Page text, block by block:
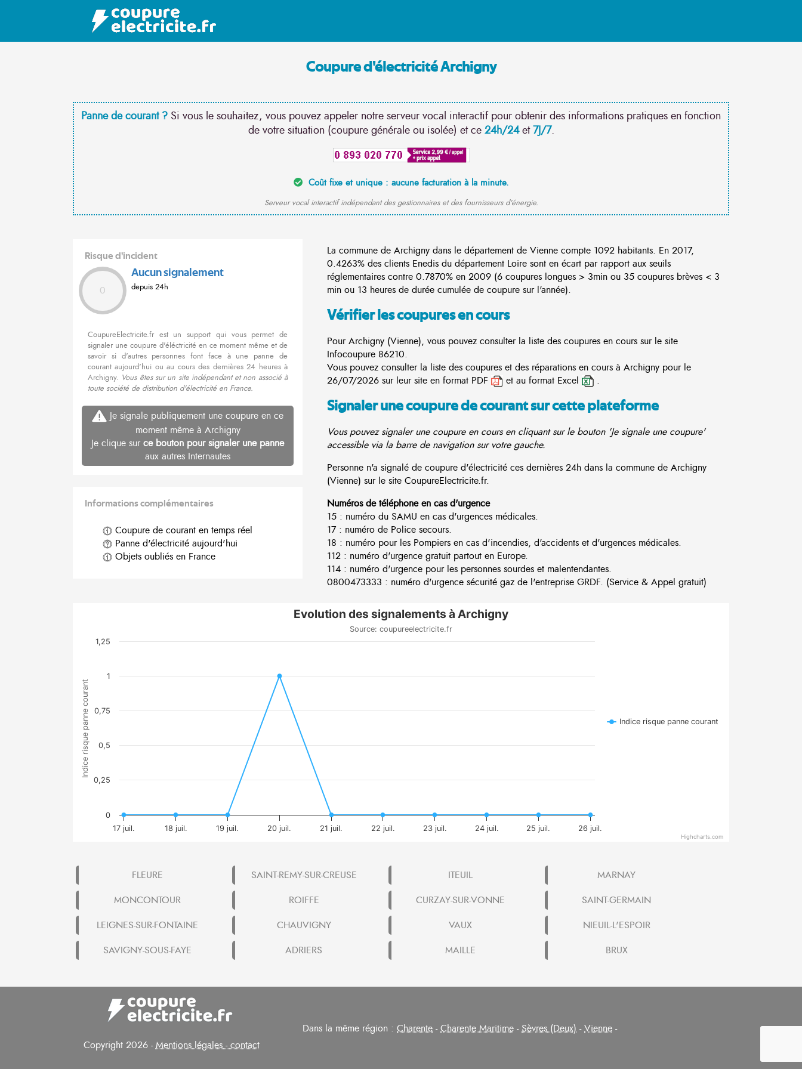
Coupure d'électricité Archigny
Panne de courant ? Si vous le souhaitez, vous pouvez appeler notre serveur vocal interactif pour obtenir des informations pratiques en fonction
de votre situation (coupure générale ou isolée) et ce 24h/24et7J/7.
Coût fixe et unique : aucune facturation à la minute.
Serveur vocal interactif indépendant des gestionnaires et des fournisseurs d'énergie.
Risque d'incident
0
Aucun signalement
depuis 24h
CoupureElectricite.fr est un support qui vous permet de
signaler une coupure d'éléctricité en ce moment même et de
savoir si d'autres personnes font face à une panne de
courant aujourd'hui ou au cours des dernières 24 heures à
Archigny. Vous êtes sur un site indépendant et non associé à
toute société de distribution d'électricité en France.
Je signale publiquement une coupure en ce
moment même à Archigny
Je clique sur ce bouton pour signaler une panne
aux autres Internautes
Informations complémentaires
Coupure de courant en temps réel
Panne d'électricité aujourd'hui
Objets oubliés en France
La commune de Archigny dans le département de Vienne compte 1092 habitants. En 2017,
0.4263% des clients Enedis du département Loire sont en écart par rapport aux seuils
réglementaires contre 0.7870% en 2009 (6 coupures longues > 3min ou 35 coupures brèves < 3
min ou 13 heures de durée cumulée de coupure sur l'année).
Vérifier les coupures en cours
Pour Archigny (Vienne), vous pouvez consulter la liste des coupures en cours sur le site
Infocoupure 86210.
Vous pouvez consulter la liste des coupures et des réparations en cours à Archigny pour le
26/07/2026 sur leur site en format PDF
et au format Excel .
Signaler une coupure de courant sur cette plateforme
Vous pouvez signaler une coupure en cours en cliquant sur le bouton 'Je signale une coupure'
accessible via la barre de navigation sur votre gauche.
Personne n'a signalé de coupure d'électricité ces dernières 24h dans la commune de Archigny
(Vienne) sur le site CoupureElectricite.fr.
Numéros de téléphone en cas d'urgence
15 : numéro du SAMU en cas d'urgences médicales.
17 : numéro de Police secours.
18 : numéro pour les Pompiers en cas d'incendies, d'accidents et d'urgences médicales.
112 : numéro d'urgence gratuit partout en Europe.
114 : numéro d'urgence pour les personnes sourdes et malentendantes.
0800473333 : numéro d'urgence sécurité gaz de l'entreprise GRDF. (Service & Appel gratuit)
Indice risque panne courant
Evolution des signalements à Archigny
Source: coupureelectricite.fr
Indice risque panne courant
17 juil. 18 juil. 19 juil. 20 juil. 21 juil. 22 juil. 23 juil. 24 juil. 25 juil. 26 juil.
0
0,25
0,5
0,75
1
1,25
Highcharts.com
FLEURE SAINT-REMY-SUR-CREUSE ITEUIL
MARNAY
MONCONTOUR
ROIFFE CURZAY-SUR-VONNE
SAINT-GERMAIN
LEIGNES-SUR-FONTAINE
CHAUVIGNY VAUX
NIEUIL-L'ESPOIR
SAVIGNY-SOUS-FAYE
ADRIERS MAILLE BRUX
Copyright 2026 -Mentions légales - contact
Dans la même région : Charente -Charente Maritime -Sèvres (Deux) -Vienne -